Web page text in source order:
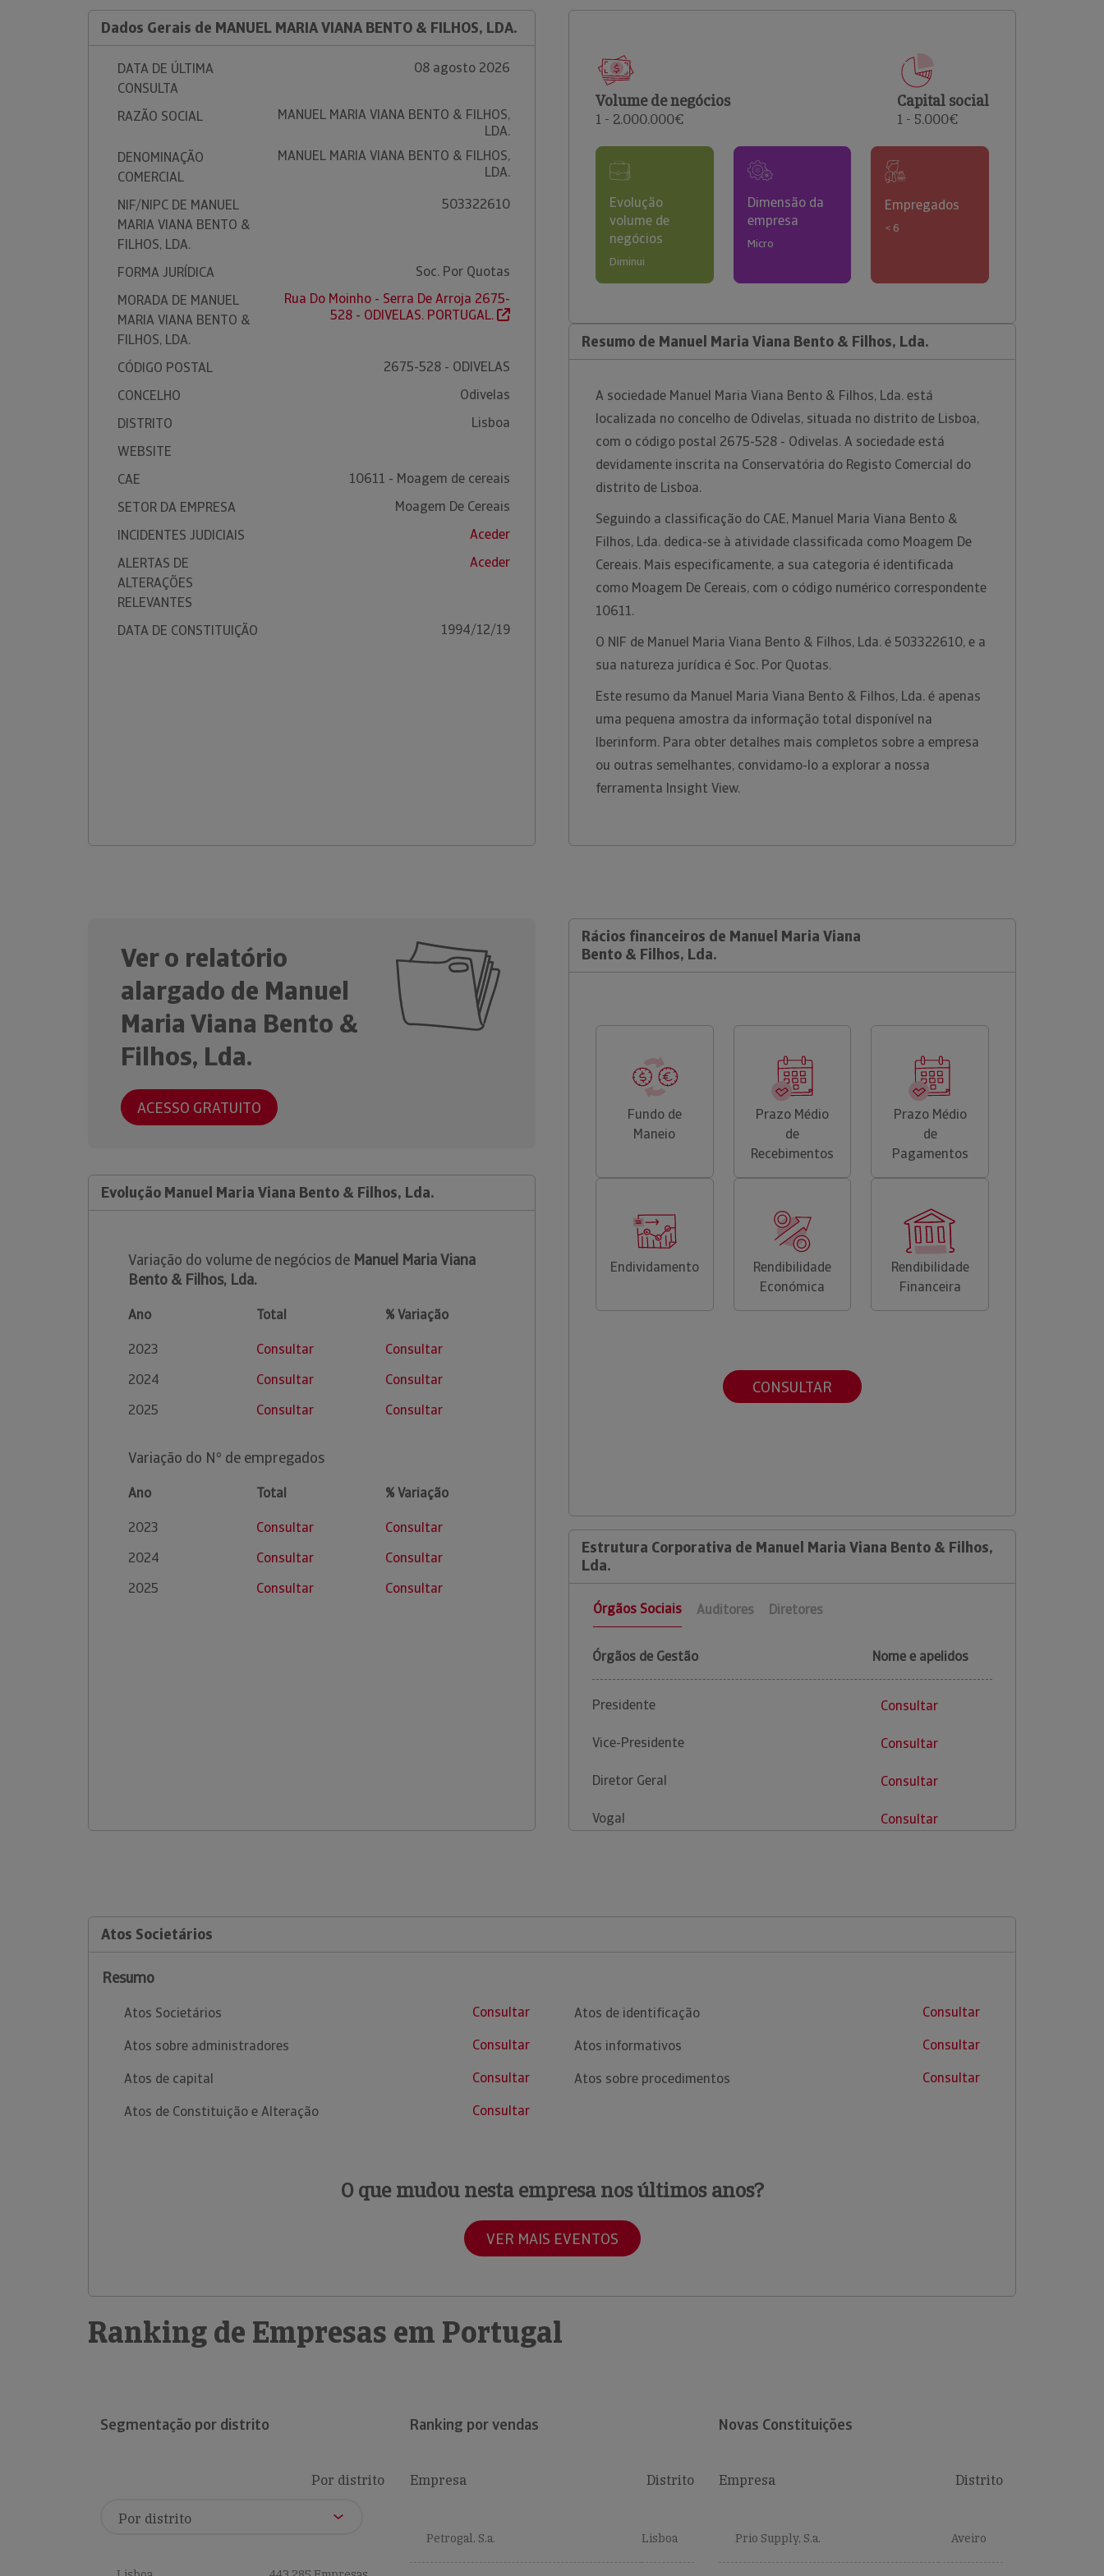
comerciais e analisar o risco de incumprimento dos
Dados Gerais de MANUEL MARIA VIANA BENTO & FILHOS, LDA.
DATA DE ÚLTIMA
CONSULTA
08 agosto 2026
RAZÃO SOCIAL
MANUEL MARIA VIANA BENTO & FILHOS,
LDA.
DENOMINAÇÃO
COMERCIAL
MANUEL MARIA VIANA BENTO & FILHOS,
LDA.
NIF/NIPC DE MANUEL
MARIA VIANA BENTO &
FILHOS, LDA.
503322610
FORMA JURÍDICA
Soc. Por Quotas
MORADA DE MANUEL
MARIA VIANA BENTO &
FILHOS, LDA.
Rua Do Moinho - Serra De Arroja 2675-
528 - ODIVELAS. PORTUGAL.
CÓDIGO POSTAL
2675-528 - ODIVELAS
CONCELHO
Odivelas
DISTRITO
Lisboa
WEBSITE
CAE
10611 - Moagem de cereais
SETOR DA EMPRESA
Moagem De Cereais
INCIDENTES JUDICIAIS
Aceder
ALERTAS DE
ALTERAÇÕES
RELEVANTES
Aceder
DATA DE CONSTITUIÇÃO 1994/12/19
Volume de negócios
1 - 2.000.000€
Capital social
1 - 5.000€
Evolução
volume de
negócios
Diminui
Dimensão da
empresa
Micro
Empregados
< 6
Resumo de Manuel Maria Viana Bento & Filhos, Lda.
A sociedade Manuel Maria Viana Bento & Filhos, Lda. está
localizada no concelho de Odivelas, situada no distrito de Lisboa,
com o código postal 2675-528 - Odivelas. A sociedade está
devidamente inscrita na Conservatória do Registo Comercial do
distrito de Lisboa.
Seguindo a classificação do CAE, Manuel Maria Viana Bento &
Filhos, Lda. dedica-se à atividade classificada como Moagem De
Cereais. Mais especificamente, a sua categoria é identificada
como Moagem De Cereais, com o código numérico correspondente
10611.
O NIF de Manuel Maria Viana Bento & Filhos, Lda. é 503322610, e a
sua natureza jurídica é Soc. Por Quotas.
Este resumo da Manuel Maria Viana Bento & Filhos, Lda. é apenas
uma pequena amostra da informação total disponível na
Iberinform. Para obter detalhes mais completos sobre a empresa
ou outras semelhantes, convidamo-lo a explorar a nossa
ferramenta Insight View.
Ver o relatório
alargado de Manuel
Maria Viana Bento &
Filhos, Lda.
ACESSO GRATUITO
Evolução Manuel Maria Viana Bento & Filhos, Lda.
Variação do volume de negócios de Manuel Maria Viana
Bento & Filhos, Lda.
Ano Total
% Variação
2023
Consultar
Consultar
2024
Consultar
Consultar
2025
Consultar Consultar
Variação do Nº de empregados
Ano Total
% Variação
2023
Consultar
Consultar
2024
Consultar
Consultar
2025
Consultar Consultar
Rácios financeiros de Manuel Maria Viana
Bento & Filhos, Lda.
Fundo de
Maneio
Prazo Médio
de
Recebimentos
Prazo Médio
de
Pagamentos
Endividamento
Rendibilidade
Económica
Rendibilidade
Financeira
CONSULTAR
Estrutura Corporativa de Manuel Maria Viana Bento & Filhos,
Lda.
Órgãos Sociais Auditores Diretores
Órgãos de Gestão Nome e apelidos
Presidente Consultar
Vice-Presidente Consultar
Diretor Geral Consultar
Vogal Consultar
Atos Societários
Resumo
Atos Societários
Consultar
Atos sobre administradores
Consultar
Atos de capital
Consultar
Atos de Constituição e Alteração
Consultar
Atos de identificação
Consultar
Atos informativos
Consultar
Atos sobre procedimentos
Consultar
O que mudou nesta empresa nos últimos anos?
VER MAIS EVENTOS
Ranking de Empresas em Portugal
Segmentação por distrito
Por distrito
Ranking por vendas
Empresa Distrito
Petrogal, S.a. Lisboa
Novas Constituições
Empresa Distrito
Prio Supply, S.a. Aveiro